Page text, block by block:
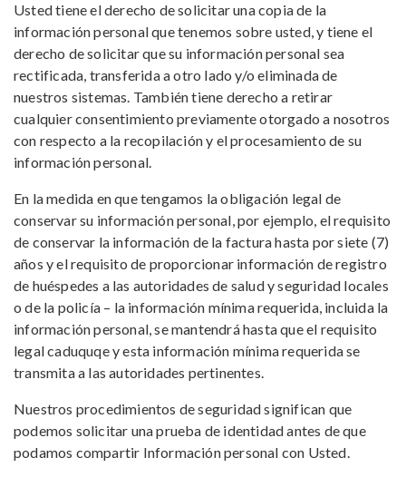
Usted tiene el derecho de solicitar una copia de la
información personal que tenemos sobre usted, y tiene el
derecho de solicitar que su información personal sea
rectificada, transferida a otro lado y/o eliminada de
nuestros sistemas. También tiene derecho a retirar
cualquier consentimiento previamente otorgado a nosotros
con respecto a la recopilación y el procesamiento de su
información personal.
En la medida en que tengamos la obligación legal de
conservar su información personal, por ejemplo, el requisito
de conservar la información de la factura hasta por siete (7)
años y el requisito de proporcionar información de registro
de huéspedes a las autoridades de salud y seguridad locales
o de la policía – la información mínima requerida, incluida la
información personal, se mantendrá hasta que el requisito
legal caduquqe y esta información mínima requerida se
transmita a las autoridades pertinentes.
Nuestros procedimientos de seguridad significan que
podemos solicitar una prueba de identidad antes de que
podamos compartir Información personal con Usted.